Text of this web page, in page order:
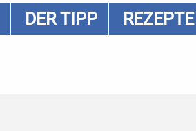
DER TIPP REZEPTE